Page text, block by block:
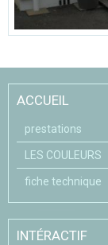
ACCUEIL
prestations
LES COULEURS
fiche technique
INTÉRACTIF